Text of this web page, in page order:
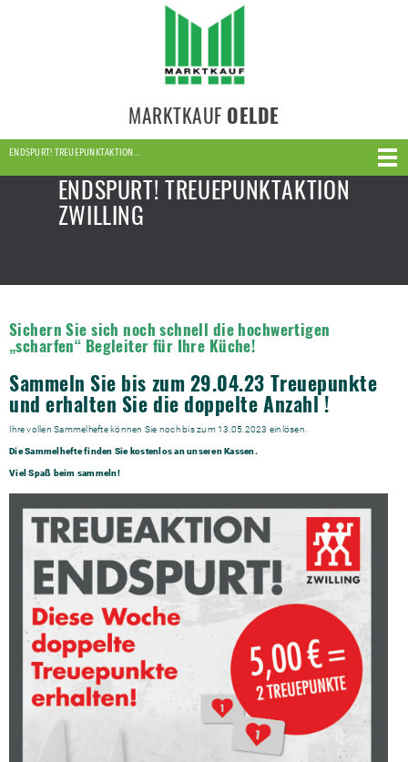
MARKTKAUF OELDE
ENDSPURT! TREUEPUNKTAKTION…
ENDSPURT! TREUEPUNKTAKTION
ZWILLING
Sichern Sie sich noch schnell die hochwertigen
„scharfen“ Begleiter für Ihre Küche!
Sammeln Sie bis zum 29.04.23 Treuepunkte
und erhalten Sie die doppelte Anzahl !
Ihre vollen Sammelhefte können Sie noch bis zum 13.05.2023 einlösen.
Die Sammelhefte finden Sie kostenlos an unseren Kassen.
Viel Spaß beim sammeln!